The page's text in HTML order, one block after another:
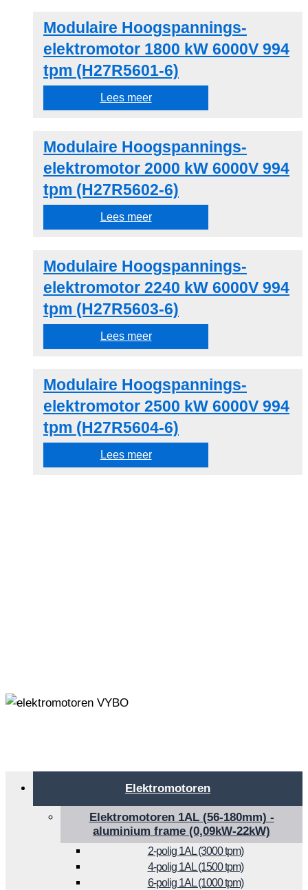
Elektromotoren
Elektromotoren 1AL (56-180mm) -
aluminium frame (0,09kW-22kW)
2-polig 1AL (3000 tpm)
4-polig 1AL (1500 tpm)
6-polig 1AL (1000 tpm)
Modulaire Hoogspannings-
elektromotor 1800 kW 6000V 994
tpm (H27R5601-6)
Lees meer
Modulaire Hoogspannings-
elektromotor 2000 kW 6000V 994
tpm (H27R5602-6)
Lees meer
Modulaire Hoogspannings-
elektromotor 2240 kW 6000V 994
tpm (H27R5603-6)
Lees meer
Modulaire Hoogspannings-
elektromotor 2500 kW 6000V 994
tpm (H27R5604-6)
Lees meer